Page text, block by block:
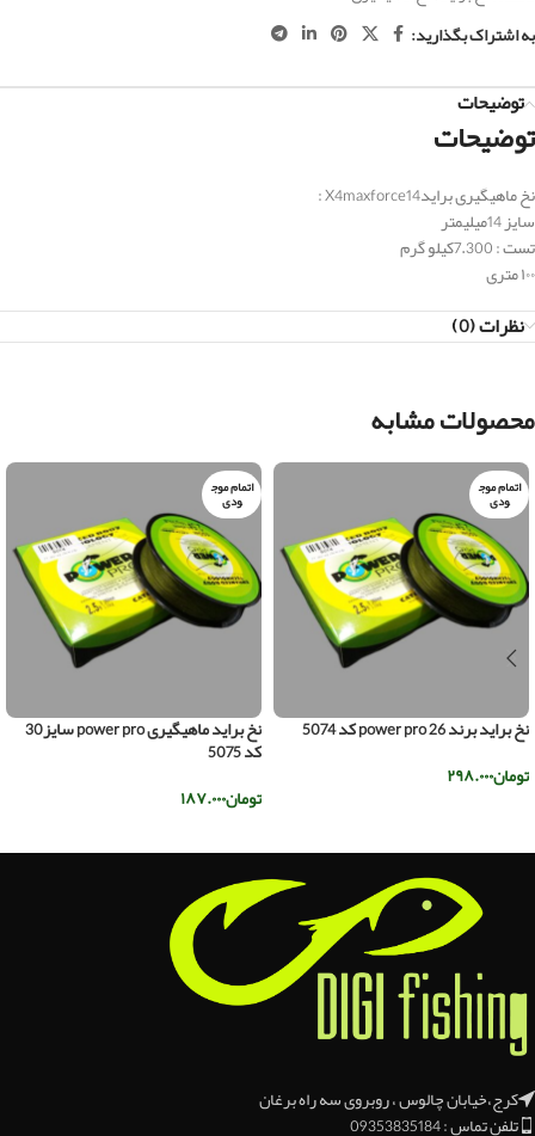
به اشتراک بگذارید:
توضیحات
توضیحات
نخ ماهیگیری برایدX4maxforce14 :
سایز 14میلیمتر
تست : 7.300کیلو گرم
۱۰۰ متری
نظرات (0)
محصولات مشابه
اتمام موج
ودی
نخ براید برند power pro 26 کد 5074
تومان۲۹۸.۰۰۰
اتمام موج
ودی
نخ براید ماهیگیری power pro سایز30
کد 5075
تومان۱۸۷.۰۰۰
کرج،خیابان چالوس ، روبروی سه راه برغان
تلفن تماس : 09353835184